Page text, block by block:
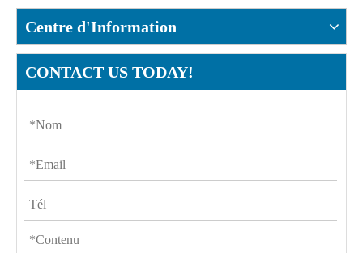
Centre d'Information
CONTACT US TODAY!